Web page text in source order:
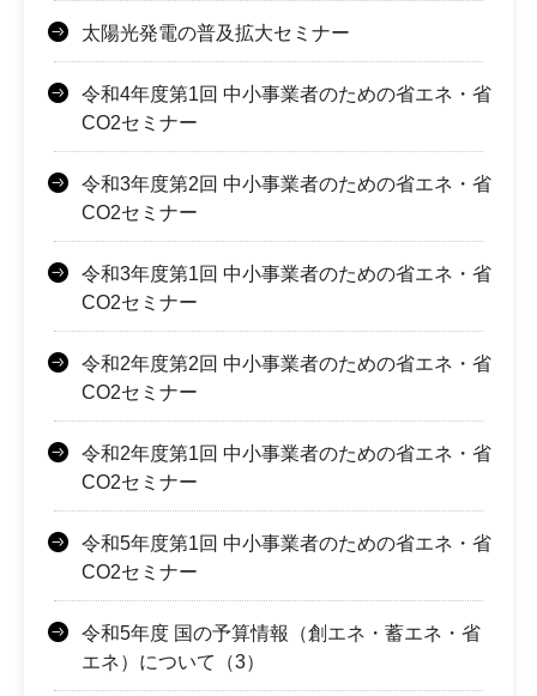
太陽光発電の普及拡大セミナー
令和4年度第1回 中小事業者のための省エネ・省
CO2セミナー
令和3年度第2回 中小事業者のための省エネ・省
CO2セミナー
令和3年度第1回 中小事業者のための省エネ・省
CO2セミナー
令和2年度第2回 中小事業者のための省エネ・省
CO2セミナー
令和2年度第1回 中小事業者のための省エネ・省
CO2セミナー
令和5年度第1回 中小事業者のための省エネ・省
CO2セミナー
令和5年度 国の予算情報（創エネ・蓄エネ・省
エネ）について（3）